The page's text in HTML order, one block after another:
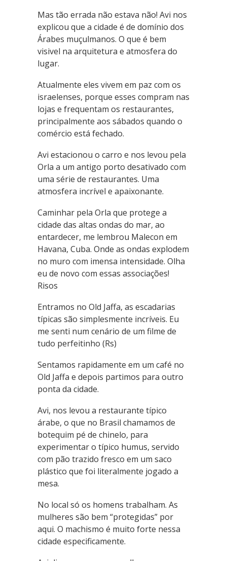
Mas tão errada não estava não! Avi nos
explicou que a cidade é de domínio dos
Árabes muçulmanos. O que é bem
visivel na arquitetura e atmosfera do
lugar.
Atualmente eles vivem em paz com os
israelenses, porque esses compram nas
lojas e frequentam os restaurantes,
principalmente aos sábados quando o
comércio está fechado.
Avi estacionou o carro e nos levou pela
Orla a um antigo porto desativado com
uma série de restaurantes. Uma
atmosfera incrível e apaixonante.
Caminhar pela Orla que protege a
cidade das altas ondas do mar, ao
entardecer, me lembrou Malecon em
Havana, Cuba. Onde as ondas explodem
no muro com imensa intensidade. Olha
eu de novo com essas associações!
Risos
Entramos no Old Jaffa, as escadarias
típicas são simplesmente incríveis. Eu
me senti num cenário de um filme de
tudo perfeitinho (Rs)
Sentamos rapidamente em um café no
Old Jaffa e depois partimos para outro
ponta da cidade.
Avi, nos levou a restaurante típico
árabe, o que no Brasil chamamos de
botequim pé de chinelo, para
experimentar o típico humus, servido
com pão trazido fresco em um saco
plástico que foi literalmente jogado a
mesa.
No local só os homens trabalham. As
mulheres são bem “protegidas” por
aqui. O machismo é muito forte nessa
cidade especificamente.